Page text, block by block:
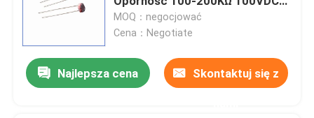
W lampach
MOQ：negocjować
Cena：Negotiate
Najlepsza cena Skontaktuj się z